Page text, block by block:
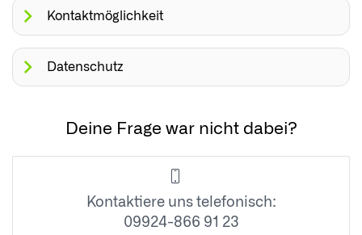
Kontaktmöglichkeit
Datenschutz
Deine Frage war nicht dabei?
Kontaktiere uns telefonisch:
09924-866 91 23